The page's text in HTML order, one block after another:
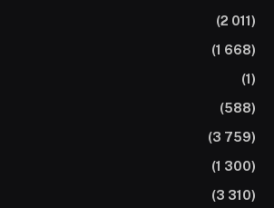
(2 011)
(1 668)
(1)
(588)
(3 759)
(1 300)
(3 310)